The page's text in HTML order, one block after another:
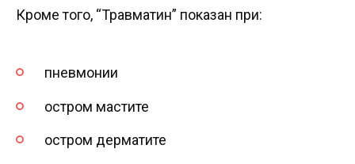
Кроме того, “Травматин” показан при:
пневмонии
остром мастите
остром дерматите